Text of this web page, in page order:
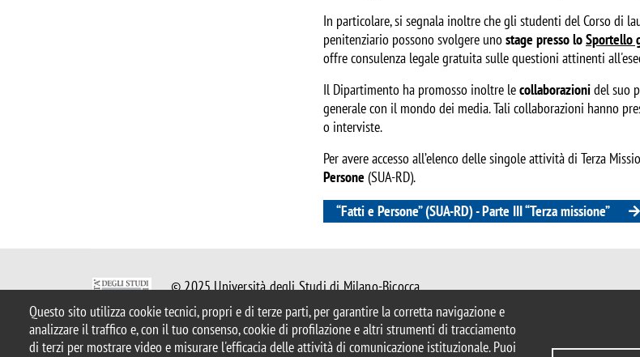
Questo sito utilizza cookie tecnici, propri e di terze parti, per garantire la corretta navigazione e
analizzare il traffico e, con il tuo consenso, cookie di profilazione e altri strumenti di tracciamento
di terzi per mostrare video e misurare l'efficacia delle attività di comunicazione istituzionale. Puoi
In particolare, si segnala inoltre che gli studenti del Corso di
penitenziario possono svolgere unostage presso loSportello
offre consulenza legale gratuita sulle questioni attinenti
Il Dipartimento ha promosso inoltre lecollaborazionidel suo
generale con il mondo dei media. Tali collaborazioni hanno
o interviste.
Per avere accesso all’elenco delle singole attività di Terza
Persone (SUA-RD).
“Fatti e Persone” (SUA-RD) - Parte III “Terza missione”
© 2025 Università degli Studi di Milano-Bicocca
Piazza dell'Ateneo Nuovo, 1 - 20126, Milano
Casella PEC:ateneo.bicocca@pec.unimib.it
P.I. 12621570154 |redazioneweb.giurisprudenza@unimib.it